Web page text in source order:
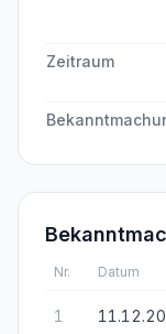
Zeitraum
Nr. Datum
1